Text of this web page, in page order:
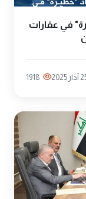
في عقارات
1918